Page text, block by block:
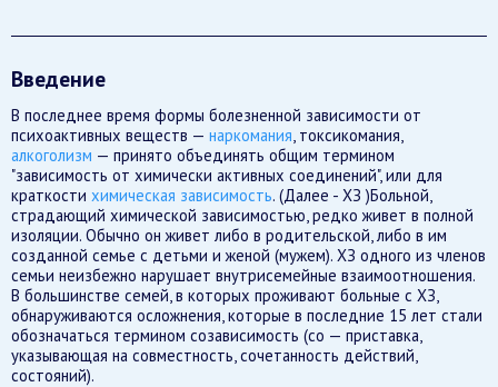
Введение
В последнее время формы болезненной зависимости от
психоактивных веществ — наркомания , токсикомания,
алкоголизм — принято объединять общим термином
"зависимость от химически активных соединений", или для
краткости химическая зависимость. (Далее - ХЗ )Больной,
страдающий химической зависимостью, редко живет в полной
изоляции. Обычно он живет либо в родительской, либо в им
созданной семье с детьми и женой (мужем). ХЗ одного из членов
семьи неизбежно нарушает внутрисемейные взаимоотношения.
В большинстве семей, в которых проживают больные с ХЗ,
обнаруживаются осложнения, которые в последние 15 лет стали
обозначаться термином созависимость (со — приставка,
указывающая на совместность, сочетанность действий,
состояний).